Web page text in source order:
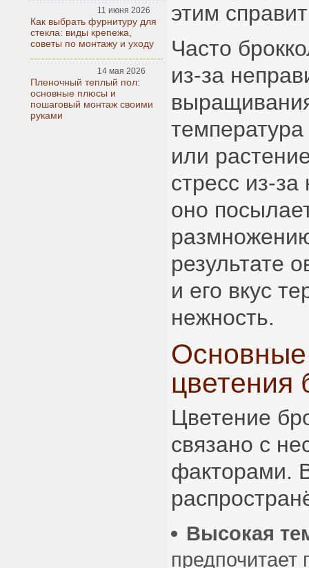
11 июня 2026
Как выбрать фурнитуру для
стекла: виды крепежа,
советы по монтажу и уходу
14 мая 2026
Пленочный теплый пол:
основные плюсы и
пошаговый монтаж своими
руками
этим
Часто
из-за
или
стресс из-за
оно
результате
и его вкус
нежность.
цветения
Цветение
связано с
факторами.
Высокая
предпочитает